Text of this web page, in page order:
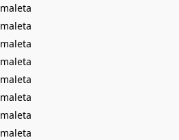
maleta
maleta
maleta
maleta
maleta
maleta
maleta
maleta